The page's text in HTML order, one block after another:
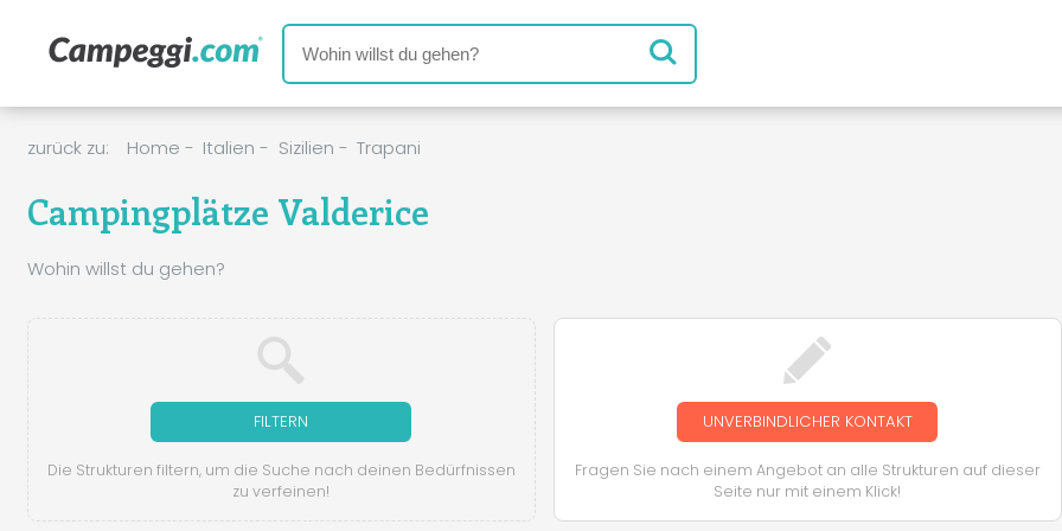
zurück zu: Home - Italien - Sizilien - Trapani
Campingplätze Valderice
Wohin willst du gehen?
FILTERN
Die Strukturen filtern, um die Suche nach deinen Bedürfnissen
zu verfeinen!
UNVERBINDLICHER KONTAKT
Fragen Sie nach einem Angebot an alle Strukturen auf dieser
Seite nur mit einem Klick!